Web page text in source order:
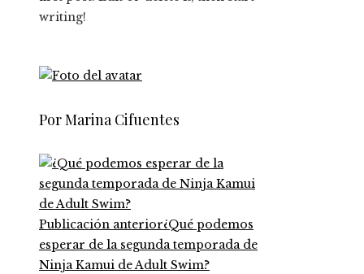
writing!
Por Marina Cifuentes
Publicación anterior¿Qué podemos
esperar de la segunda temporada de
Ninja Kamui de Adult Swim?